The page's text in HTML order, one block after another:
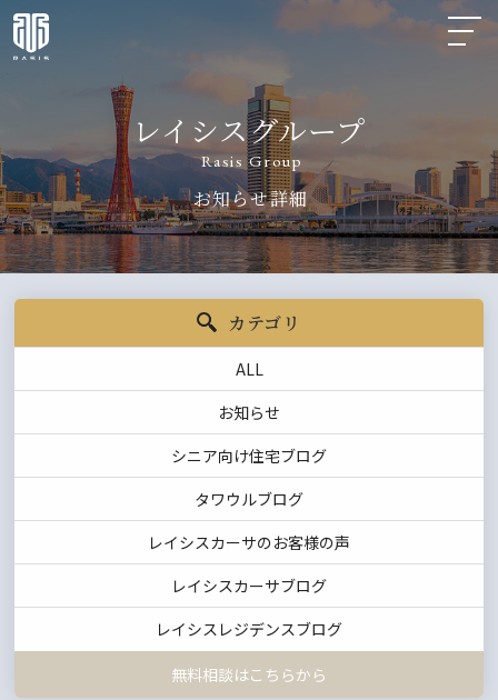
レイシスグループ
Rasis Group
お知らせ詳細
カテゴリ
ALL
お知らせ
シニア向け住宅ブログ
タワウルブログ
レイシスカーサのお客様の声
レイシスカーサブログ
レイシスレジデンスブログ
無料相談はこちらから